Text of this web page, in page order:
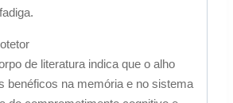
de literatura indica que o alho
benéficos na memória e no sistema